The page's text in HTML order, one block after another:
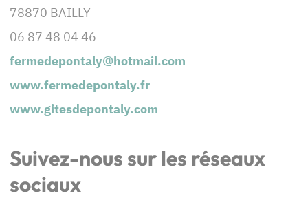
78870 BAILLY
06 87 48 04 46
fermedepontaly@hotmail.com
www.fermedepontaly.fr
www.gitesdepontaly.com
Suivez-nous sur les réseaux
sociaux